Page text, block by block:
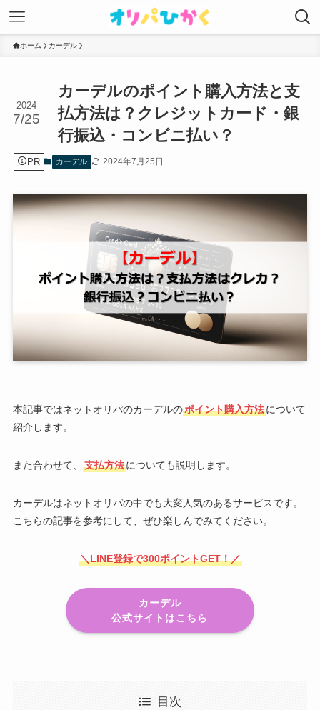
ホーム カーデル
カーデルのポイント購入方法と支
払方法は？クレジットカード・銀
行振込・コンビニ払い？
2024
7/25
PR カーデル 2024年7月25日
本記事ではネットオリパのカーデルのポイント購入方法について
紹介します。
また合わせて、 支払方法についても説明します。
カーデルはネットオリパの中でも大変人気のあるサービスです。
こちらの記事を参考にして、ぜひ楽しんでみてください。
＼LINE登録で300ポイントGET！／
カーデル
公式サイトはこちら
目次